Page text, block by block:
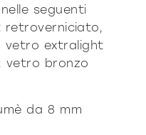
seguenti
vetro extralight
vetro bronzo
da 8 mm